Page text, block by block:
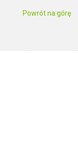
Powrót na górę